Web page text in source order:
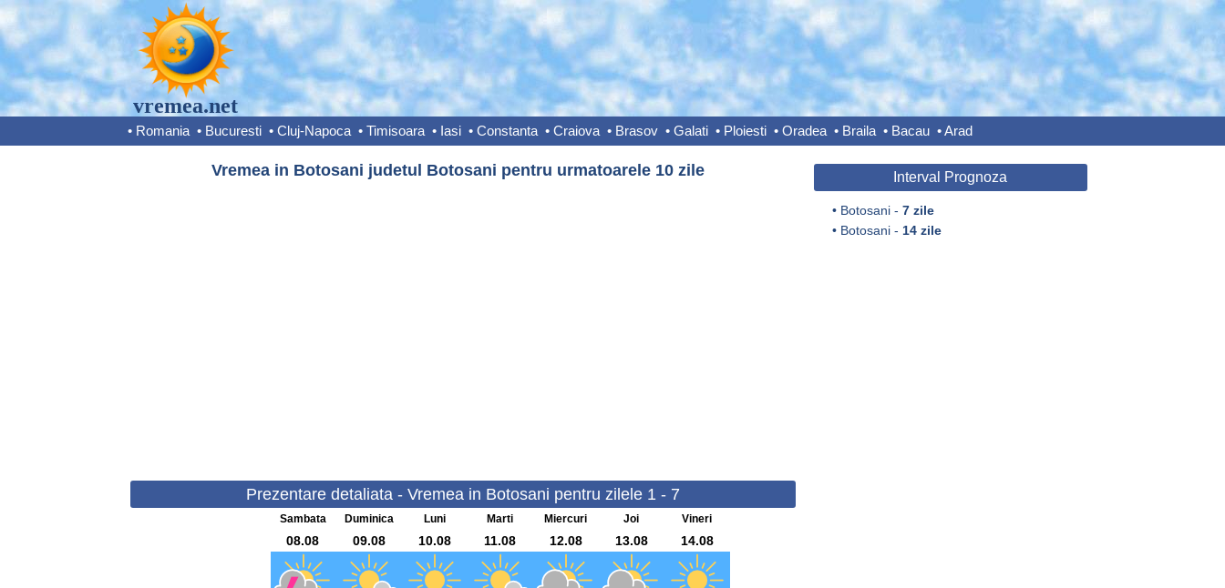
vremea.net
• Romania • Bucuresti • Cluj-Napoca • Timisoara • Iasi • Constanta • Craiova • Brasov • Galati • Ploiesti • Oradea • Braila • Bacau •Arad
Vremea in Botosani judetul Botosani pentru urmatoarele 10 zile
Prezentare detaliata - Vremea in Botosani pentru zilele 1 - 7
Sambata Duminica Luni Marti Miercuri Joi Vineri
08.08 09.08 10.08 11.08 12.08 13.08 14.08
Interval Prognoza
• Botosani - 7 zile
• Botosani - 14 zile